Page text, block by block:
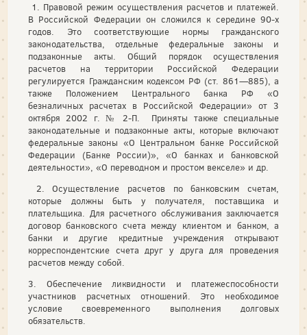
1. Правовой режим осуществления расчетов и платежей.
В Российской Федерации он сложился к середине 90-х
годов. Это соответствующие нормы гражданского
законодательства, отдельные федеральные законы и
подзаконные акты. Общий порядок осуществления
расчетов на территории Российской Федерации
регулируется Гражданским кодексом РФ (ст. 861—885), а
также Положением Центрального банка РФ «О
безналичных расчетах в Российской Федерации» от 3
октября 2002 г. № 2-П. Приняты также специальные
законодательные и подзаконные акты, которые включают
федеральные законы «О Центральном банке Российской
Федерации (Банке России)», «О банках и банковской
деятельности», «О переводном и простом векселе» и др.
2. Осуществление расчетов по банковским счетам,
которые должны быть у получателя, поставщика и
плательщика. Для расчетного обслуживания заключается
договор банковского счета между клиентом и банком, а
банки и другие кредитные учреждения открывают
корреспондентские счета друг у друга для проведения
расчетов между собой.
3. Обеспечение ликвидности и платежеспособности
участников расчетных отношений. Это необходимое
условие своевременного выполнения долговых
обязательств.